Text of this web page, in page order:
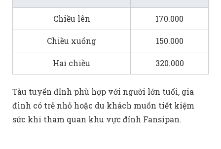
Chiều lên 170.000
Chiều xuống 150.000
Hai chiều 320.000
Tàu tuyến đỉnh phù hợp với người lớn tuổi, gia
đình có trẻ nhỏ hoặc du khách muốn tiết kiệm
sức khi tham quan khu vực đỉnh Fansipan.